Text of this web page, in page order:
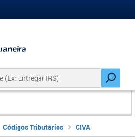
Códigos Tributários CIVA